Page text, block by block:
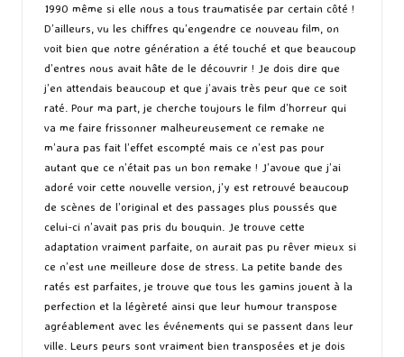
1990 même si elle nous a tous traumatisée par certain côté !
D’ailleurs, vu les chiffres qu’engendre ce nouveau film, on
voit bien que notre génération a été touché et que beaucoup
d’entres nous avait hâte de le découvrir ! Je dois dire que
j’en attendais beaucoup et que j’avais très peur que ce soit
raté. Pour ma part, je cherche toujours le film d’horreur qui
va me faire frissonner malheureusement ce remake ne
m’aura pas fait l’effet escompté mais ce n’est pas pour
autant que ce n’était pas un bon remake ! J’avoue que j’ai
adoré voir cette nouvelle version, j’y est retrouvé beaucoup
de scènes de l’original et des passages plus poussés que
celui-ci n’avait pas pris du bouquin. Je trouve cette
adaptation vraiment parfaite, on aurait pas pu rêver mieux si
ce n’est une meilleure dose de stress. La petite bande des
ratés est parfaites, je trouve que tous les gamins jouent à la
perfection et la légèreté ainsi que leur humour transpose
agréablement avec les événements qui se passent dans leur
ville. Leurs peurs sont vraiment bien transposées et je dois